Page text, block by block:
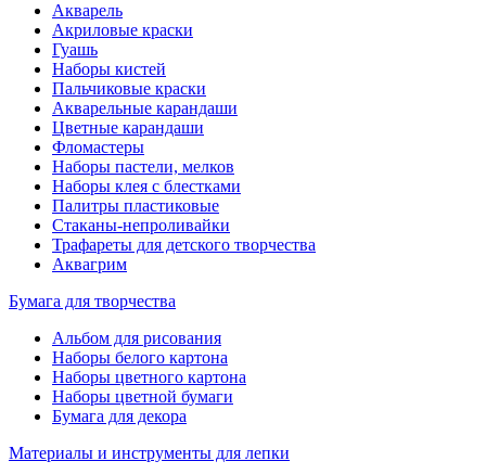
Акварель
Акриловые краски
Гуашь
Наборы кистей
Пальчиковые краски
Акварельные карандаши
Цветные карандаши
Фломастеры
Наборы пастели, мелков
Наборы клея с блестками
Палитры пластиковые
Стаканы-непроливайки
Трафареты для детского творчества
Аквагрим
Бумага для творчества
Альбом для рисования
Наборы белого картона
Наборы цветного картона
Наборы цветной бумаги
Бумага для декора
Материалы и инструменты для лепки